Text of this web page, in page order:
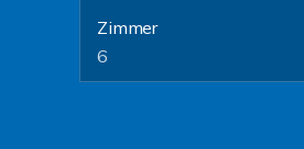
Zimmer
6